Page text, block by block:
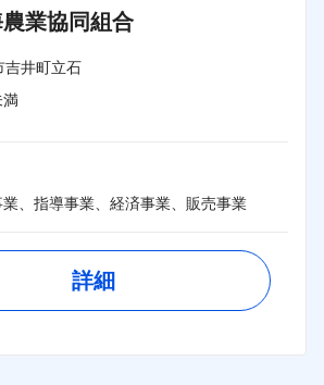
業協同組合
吉井町立石
、指導事業、経済事業、販売事業
詳細